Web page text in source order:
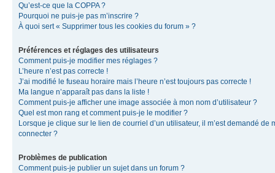
Qu’est-ce que la COPPA ?
Pourquoi ne puis-je pas m’inscrire ?
À quoi sert « Supprimer tous les cookies du forum » ?
Préférences et réglages des utilisateurs
Comment puis-je modifier mes réglages ?
L’heure n’est pas correcte !
J’ai modifié le fuseau horaire mais l’heure n’est toujours pas correcte !
Ma langue n’apparaît pas dans la liste !
Comment puis-je afficher une image associée à mon nom d’utilisateur ?
Quel est mon rang et comment puis-je le modifier ?
Lorsque je clique sur le lien de courriel d’un utilisateur, il m’est demandé de
connecter ?
Problèmes de publication
Comment puis-je publier un sujet dans un forum ?